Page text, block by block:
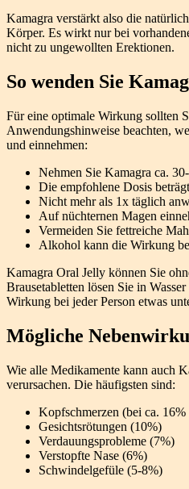
Kamagra verstärkt also die
Körper. Es wirkt nur bei
nicht zu ungewollten Erektionen.
So wenden Sie
Für eine optimale Wirkung sollten
Anwendungshinweise beachten,
und einnehmen:
Nehmen Sie Kamagra ca.
Die empfohlene Dosis
Nicht mehr als 1x täglich
Auf nüchternen Magen
Vermeiden Sie fettreiche
Alkohol kann die Wirkung
Kamagra Oral Jelly können Sie
Brausetabletten lösen Sie in
Wirkung bei jeder Person etwas
Mögliche
Wie alle Medikamente kann auch
verursachen. Die häufigsten sind:
Kopfschmerzen (bei ca.
Gesichtsrötungen (10%)
Verdauungsprobleme (7%)
Verstopfte Nase (6%)
Schwindelgefüle (5-8%)